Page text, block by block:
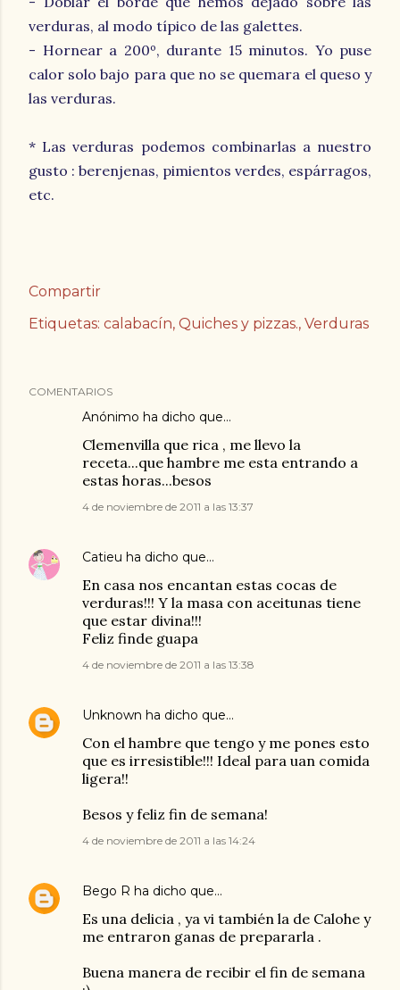
verduras, al modo típico de las galettes.
- Hornear a 200º, durante 15 minutos. Yo puse
calor solo bajo para que no se quemara el queso y
las verduras.
* Las verduras podemos combinarlas a nuestro
gusto : berenjenas, pimientos verdes, espárragos,
etc.
Compartir
Etiquetas: calabacín Quiches y pizzas. Verduras
COMENTARIOS
Anónimo ha dicho que…
Clemenvilla que rica , me llevo la
receta...que hambre me esta entrando a
estas horas...besos
4 de noviembre de 2011 a las 13:37
Catieu ha dicho que…
En casa nos encantan estas cocas de
verduras!!! Y la masa con aceitunas tiene
que estar divina!!!
Feliz finde guapa
4 de noviembre de 2011 a las 13:38
Unknown ha dicho que…
Con el hambre que tengo y me pones esto
que es irresistible!!! Ideal para uan comida
ligera!!
Besos y feliz fin de semana!
4 de noviembre de 2011 a las 14:24
Bego R ha dicho que…
Es una delicia , ya vi también la de Calohe y
me entraron ganas de prepararla .
Buena manera de recibir el fin de semana